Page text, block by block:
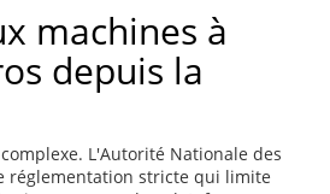
machines à
depuis la
L'Autorité Nationale des
réglementation stricte qui limite